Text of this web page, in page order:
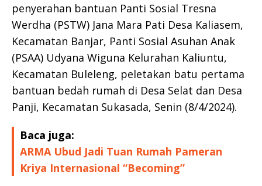
penyerahan bantuan Panti Sosial Tresna
Werdha (PSTW) Jana Mara Pati Desa Kaliasem,
Kecamatan Banjar, Panti Sosial Asuhan Anak
(PSAA) Udyana Wiguna Kelurahan Kaliuntu,
Kecamatan Buleleng, peletakan batu pertama
bantuan bedah rumah di Desa Selat dan Desa
Panji, Kecamatan Sukasada, Senin (8/4/2024).
Baca juga:
ARMA Ubud Jadi Tuan Rumah Pameran
Kriya Internasional “Becoming”